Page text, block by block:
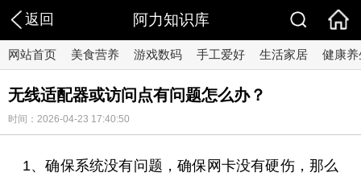
返回 阿力知识库
网站首页 美食营养 游戏数码 手工爱好 生活家居 健康养
无线适配器或访问点有问题怎么办？
时间：2026-04-23 17:40:50
1、确保系统没有问题，确保网卡没有硬伤，那么